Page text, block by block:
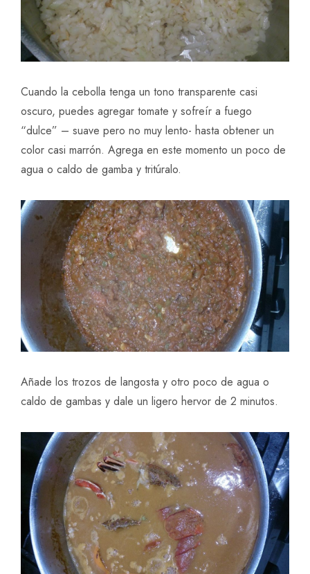
Cuando la cebolla tenga un tono transparente casi
oscuro, puedes agregar tomate y sofreír a fuego
“dulce” – suave pero no muy lento- hasta obtener un
color casi marrón. Agrega en este momento un poco de
agua o caldo de gamba y tritúralo.
Añade los trozos de langosta y otro poco de agua o
caldo de gambas y dale un ligero hervor de 2 minutos.